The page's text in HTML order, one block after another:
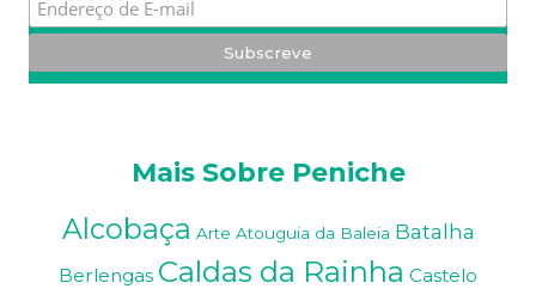
Mais Sobre Peniche
Alcobaça Arte Atouguia da Baleia Batalha
Berlengas Caldas da Rainha Castelo